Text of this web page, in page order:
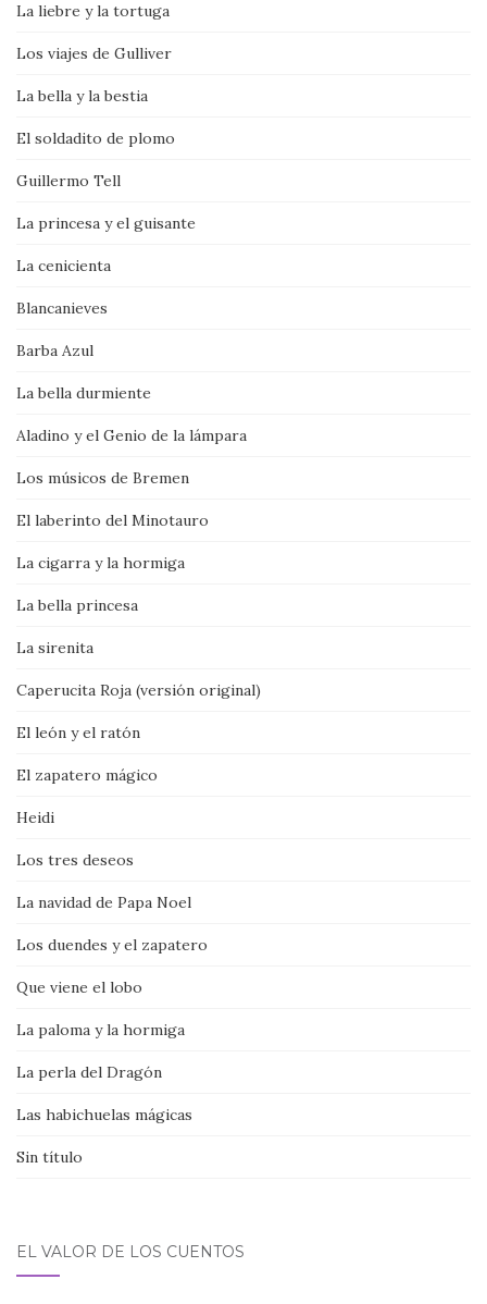
La liebre y la tortuga
Los viajes de Gulliver
La bella y la bestia
El soldadito de plomo
Guillermo Tell
La princesa y el guisante
La cenicienta
Blancanieves
Barba Azul
La bella durmiente
Aladino y el Genio de la lámpara
Los músicos de Bremen
El laberinto del Minotauro
La cigarra y la hormiga
La bella princesa
La sirenita
Caperucita Roja (versión original)
El león y el ratón
El zapatero mágico
Heidi
Los tres deseos
La navidad de Papa Noel
Los duendes y el zapatero
Que viene el lobo
La paloma y la hormiga
La perla del Dragón
Las habichuelas mágicas
Sin título
EL VALOR DE LOS CUENTOS